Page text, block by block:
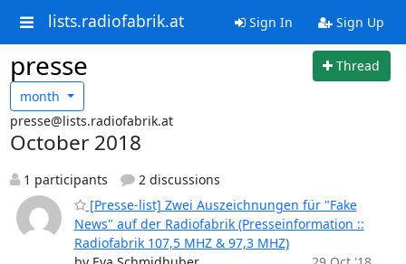
lists.radiofabrik.at Sign In Sign Up
presse
Thread
month
presse@lists.radiofabrik.at
October 2018
1 participants
2 discussions
[Presse-list] Zwei Auszeichnungen für "Fake
News" auf der Radiofabrik (Presseinformation ::
Radiofabrik 107,5 MHZ & 97,3 MHZ)